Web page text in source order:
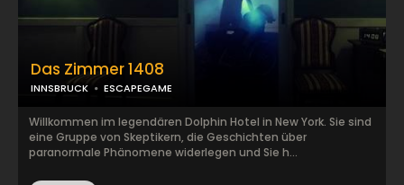
Das Zimmer 1408
INNSBRUCK ESCAPEGAME
Willkommen im legendären Dolphin Hotel in New York. Sie sind
eine Gruppe von Skeptikern, die Geschichten über
paranormale Phänomene widerlegen und Sie h...